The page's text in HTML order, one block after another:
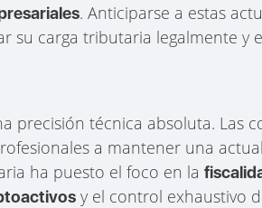
. Anticiparse a estas
su carga tributaria legalmente y
precisión técnica absoluta. Las
a mantener una
ha puesto el foco en la
y el control exhaustivo